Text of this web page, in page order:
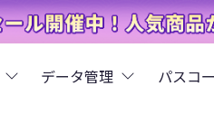
データ管理 パスコ